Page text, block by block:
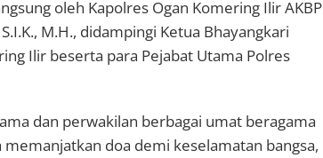
oleh Kapolres Ogan Komering Ilir AKBP
M.H., didampingi Ketua Bhayangkari
Ilir beserta para Pejabat Utama Polres
dan perwakilan berbagai umat beragama
doa demi keselamatan bangsa,